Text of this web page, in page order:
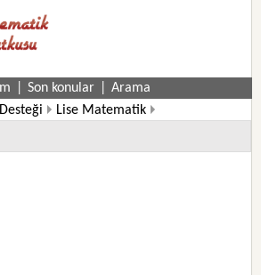
Son konular
Arama
Lise Matematik